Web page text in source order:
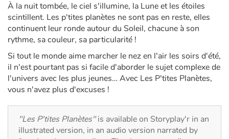
Ecology, nature, seasons
The animals
Travel, epic, investigation, adventure
Around the world
Learning
À la nuit tombée, le ciel s'illumine, la Lune et les étoiles
scintillent. Les p'tites planètes ne sont pas en reste, elles
continuent leur ronde autour du Soleil, chacune à son
rythme, sa couleur, sa particularité !
Si tout le monde aime marcher le nez en l'air les soirs d'été,
il n'est pourtant pas si facile d'aborder le sujet complexe de
l'univers avec les plus jeunes… Avec Les P'tites Planètes,
vous n'avez plus d'excuses !
"Les P'tites Planètes"is available on Storyplay'r in an
illustrated version, in an audio version narrated by